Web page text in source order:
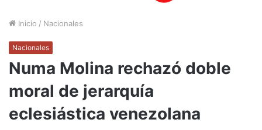
Inicio / Nacionales
Nacionales
Numa Molina rechazó doble
moral de jerarquía
eclesiástica venezolana